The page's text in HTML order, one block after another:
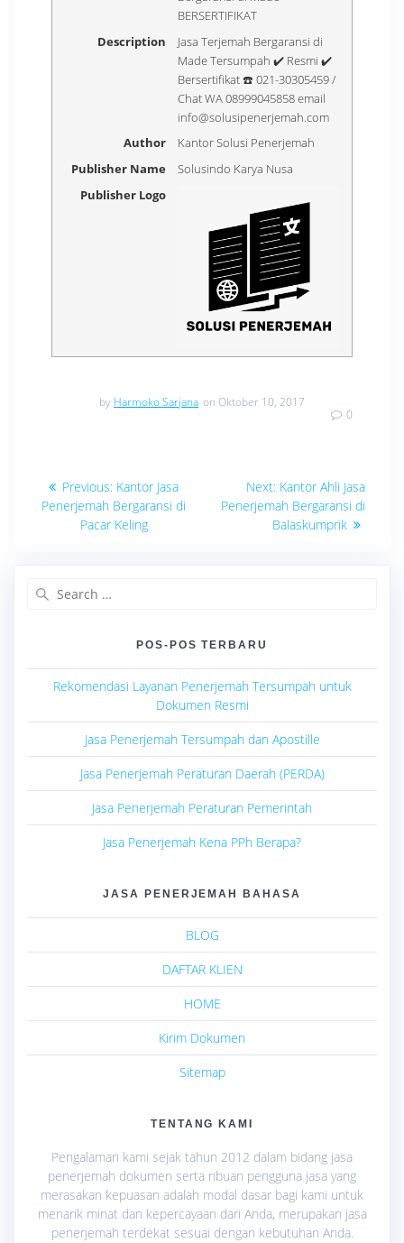
BERSERTIFIKAT
Description
Jasa Terjemah Bergaransi di
Made Tersumpah ✔️ Resmi ✔️
Bersertifikat ☎️ 021-30305459 /
Chat WA 08999045858 email
info@solusipenerjemah.com
Author
Kantor Solusi Penerjemah
Publisher Name
Solusindo Karya Nusa
Publisher Logo
by Harmoko Sarjana on Oktober 10, 2017
0
Navigasi
pos
Previous: Previous
post:
Kantor Jasa
Penerjemah Bergaransi di
Pacar Keling
Next: Next
post:
Kantor Ahli Jasa
Penerjemah Bergaransi di
Balaskumprik
POS-POS TERBARU
Rekomendasi Layanan Penerjemah Tersumpah untuk
Dokumen Resmi
Jasa Penerjemah Tersumpah dan Apostille
Jasa Penerjemah Peraturan Daerah (PERDA)
Jasa Penerjemah Peraturan Pemerintah
Jasa Penerjemah Kena PPh Berapa?
JASA PENERJEMAH BAHASA
BLOG
DAFTAR KLIEN
HOME
Kirim Dokumen
Sitemap
TENTANG KAMI
Pengalaman kami sejak tahun 2012 dalam bidang jasa
penerjemah dokumen serta ribuan pengguna jasa yang
merasakan kepuasan adalah modal dasar bagi kami untuk
menarik minat dan kepercayaan dari Anda, merupakan jasa
penerjemah terdekat sesuai dengan kebutuhan Anda.